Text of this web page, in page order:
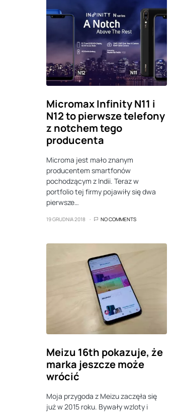
Micromax Infinity N11 i
N12 to pierwsze telefony
z notchem tego
producenta
Microma jest mało znanym
producentem smartfonów
pochodzącym z Indii. Teraz w
portfolio tej firmy pojawiły się dwa
pierwsze…
19 GRUDNIA 2018 NO COMMENTS
Meizu 16th pokazuje, że
marka jeszcze może
wrócić
Moja przygoda z Meizu zaczęła się
już w 2015 roku. Bywały wzloty i